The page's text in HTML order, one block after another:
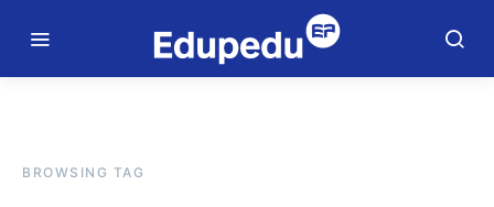
BROWSING TAG